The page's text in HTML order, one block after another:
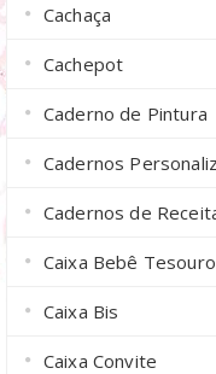
Cachaça
Cachepot
Caderno de Pintura
Cadernos
Cadernos de
Caixa Bebê
Caixa Bis
Caixa Convite